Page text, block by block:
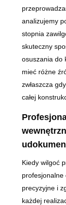
analizujemy
stopnia
skuteczny
osuszania do
mieć różne
zwłaszcza
całej
Kiedy wilgoć
profesjonalne
precyzyjne i
każdej